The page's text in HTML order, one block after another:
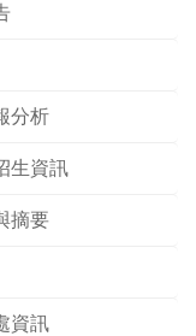
分析
生資訊
摘要
資訊